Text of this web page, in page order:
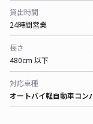
貸出時間
24時間営業
長さ
480cm 以下
対応車種
オートバイ軽自動車コン